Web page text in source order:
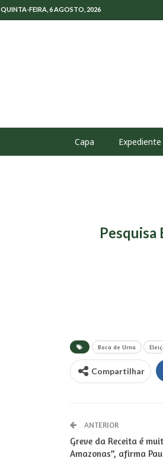
QUINTA-FEIRA, 6 AGOSTO, 2026
Capa Expediente
Boca de Urna
Compartilhar
ANTERIOR
Greve da Receita é
Amazonas”, afirma